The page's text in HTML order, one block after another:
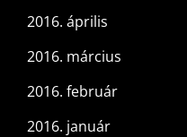
2016. április
2016. március
2016. február
2016. január